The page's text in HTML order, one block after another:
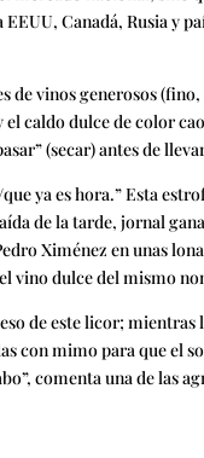
Canadá, Rusia y
de vinos generosos
caldo dulce de color
(secar) antes de
ya es hora.” Esta
de la tarde, jornal
Ximénez en unas
vino dulce del mismo
de este licor; mientras
con mimo para que el
comenta una de las